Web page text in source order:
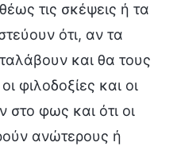
τις σκέψεις ή τα
ότι, αν τα
και θα τους
φιλοδοξίες και οι
στο φως και ότι οι
ανώτερους ή